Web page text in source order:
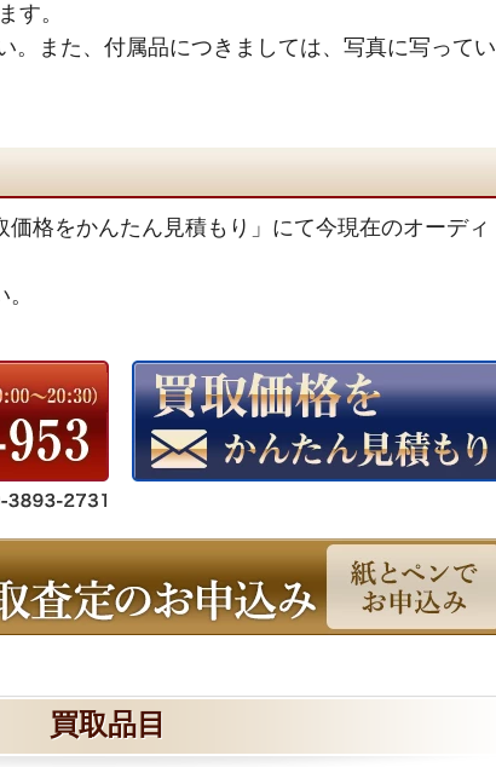
す。
。また、付属品につきましては、写真に写ってい
格をかんたん見積もり」にて今現在のオーディ
買取品目